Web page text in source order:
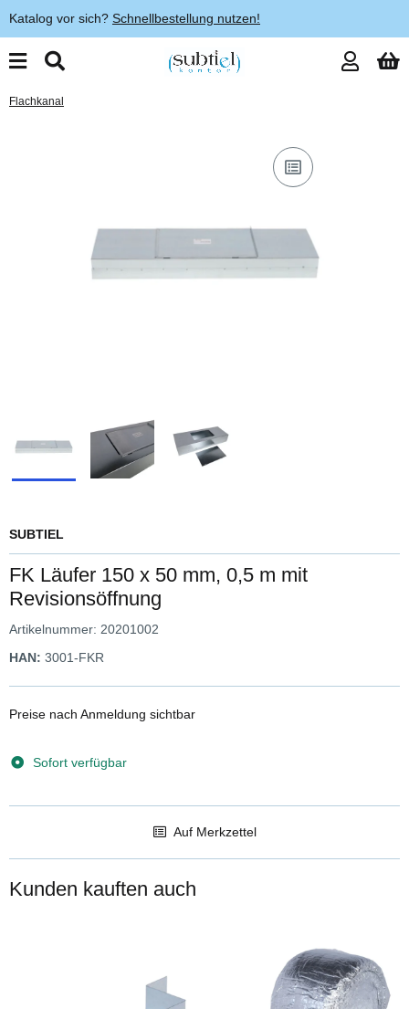
Katalog vor sich? Schnellbestellung nutzen!
Flachkanal
SUBTIEL
FK Läufer 150 x 50 mm, 0,5 m mit
Revisionsöffnung
Artikelnummer: 20201002
HAN: 3001-FKR
Preise nach Anmeldung sichtbar
Sofort verfügbar
Auf Merkzettel
Kunden kauften auch